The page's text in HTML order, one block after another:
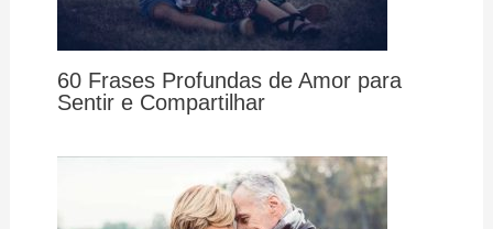
60 Frases Profundas de Amor para
Sentir e Compartilhar